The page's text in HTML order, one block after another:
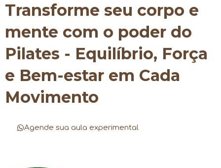
Transforme seu corpo e
mente com o poder do
Pilates - Equilíbrio, Força
e Bem-estar em Cada
Movimento
Agende sua aula experimental